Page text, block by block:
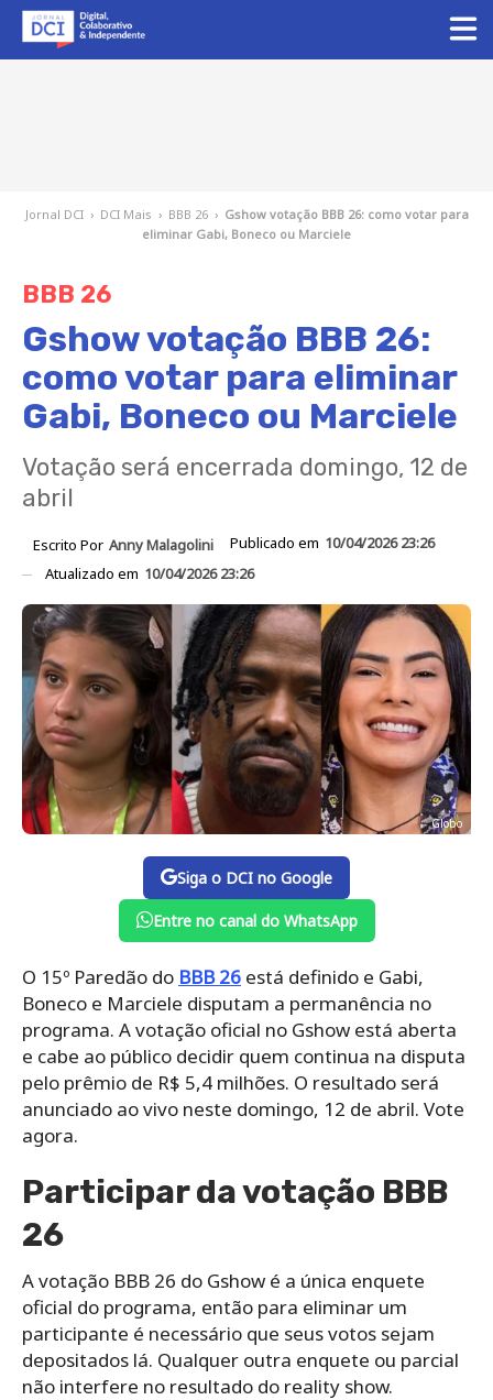
Jornal DCI › DCI Mais › BBB 26 › Gshow votação BBB 26: como votar para
eliminar Gabi, Boneco ou Marciele
BBB 26
Gshow votação BBB 26:
como votar para eliminar
Gabi, Boneco ou Marciele
Votação será encerrada domingo, 12 de
abril
Escrito Por Anny Malagolini Publicado em 10/04/2026 23:26
Atualizado em 10/04/2026 23:26
Globo
Siga o DCI no Google
Entre no canal do WhatsApp
O 15º Paredão do BBB 26 está definido e Gabi,
Boneco e Marciele disputam a permanência no
programa. A votação oficial no Gshow está aberta
e cabe ao público decidir quem continua na disputa
pelo prêmio de R$ 5,4 milhões. O resultado será
anunciado ao vivo neste domingo, 12 de abril. Vote
agora.
Participar da votação BBB
26
A votação BBB 26 do Gshow é a única enquete
oficial do programa, então para eliminar um
participante é necessário que seus votos sejam
depositados lá. Qualquer outra enquete ou parcial
não interfere no resultado do reality show.